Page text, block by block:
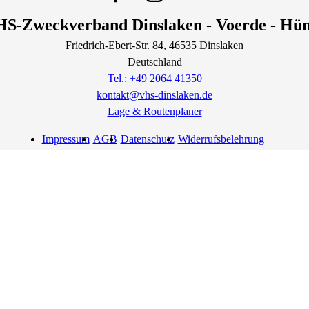
Zweckverband Dinslaken - Voerde -
Friedrich-Ebert-Str. 84, 46535 Dinslaken
Deutschland
Tel.: +49 2064 41350
kontakt@vhs-dinslaken.de
Lage & Routenplaner
Impressum AGB Datenschutz Widerrufsbelehrung